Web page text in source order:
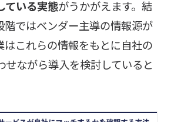
ている実態がうかがえます。結
階ではベンダー主導の情報源が
はこれらの情報をもとに自社の
せながら導入を検討していると